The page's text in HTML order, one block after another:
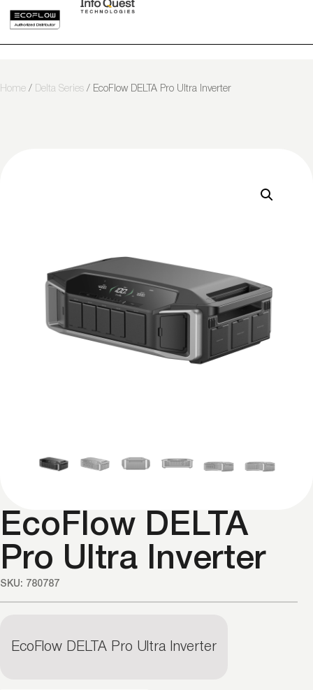
Home / Delta Series / EcoFlow DELTA Pro Ultra Inverter
EcoFlow DELTA
Pro Ultra Inverter
SKU: 780787
EcoFlow DELTA Pro Ultra Inverter